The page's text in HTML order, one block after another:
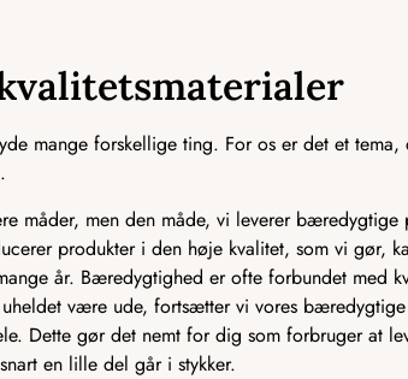
mange forskellige ting. For os er det et
måder, men den måde, vi leverer bæredygtige
produkter i den høje kvalitet, som vi gør,
år. Bæredygtighed er ofte forbundet med
være ude, fortsætter vi vores
Dette gør det nemt for dig som forbruger at
en lille del går i stykker.